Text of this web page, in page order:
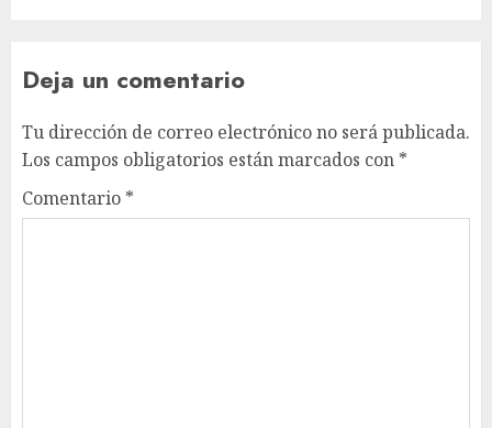
Deja un comentario
Tu dirección de correo electrónico no será publicada.
Los campos obligatorios están marcados con *
Comentario *